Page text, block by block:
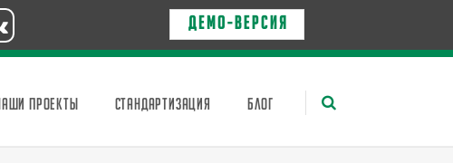
Д Е М О - в е р с и я
ПРОЕКТЫ СТАНДАРТИЗАЦИЯ БЛОГ